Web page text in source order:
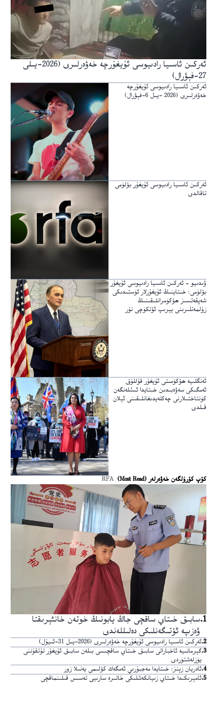
ئەركىن ئاسىيا رادىيوسى ئۇيغۇرچە خەۋەرلىرى (2026-يىلى
27-فېۋرال)
ئەركىن ئاسىيا رادىيوسى ئۇيغۇرچە
خەۋەرلىرى (2026 -يىل 6-فېۋرال)
ئەركىن ئاسىيا رادىيوسى ئۇيغۇر بۆلۈمى
تاقالدى
ۋىدىيو – ئەركىن ئاسىيا رادىيوسى ئۇيغۇر
بۆلۈمى: خىتاينىڭ ئۇيغۇرلار ئۈستىدىكى
شەپقەتسىز ھۆكۈمرانلىقىنىڭ
زۇلمەتلىرىنى يېرىپ ئۆتكۈچى نۇر
ئەنگلىيە ھۆكۈمىتى ئۇيغۇر قۇللۇق
ئەمگىكى سەۋەبىدىن خىتايدا ئىشلەنگەن
كۈنتاختىلارنى چەكلەيدىغانلىقىنى ئېلان
قىلدى
كۆپ كۆرۈلگەن خەۋەرلەر (Most Read) RFA
1
.سابىق خىتاي ساقچى جاڭ يابونىڭ خوتەن خانئېرىقتا
ۋەزىپە ئۆتىگەنلىكى دەلىللەندى
2
.ئەركىن ئاسىيا رادىيوسى ئۇيغۇرچە خەۋەرلىرى (2026-يىل 31-ئىيۇل)
3
.گېرمانىيە ئاخباراتى سابىق خىتاي ساقچىسى بىلەن سابىق ئۇيغۇر تۇتقۇننى
يۈزلەشتۈردى
4
.ئادريان زېنز: خىتايدا مەجبۇرىي ئەمگەك كۆلىمى يەنىلا زور
5
.ئامېرىكىدا خىتاي زىيانكەشلىكى خاتىرە سارىيى تەسىس قىلىنماقچى